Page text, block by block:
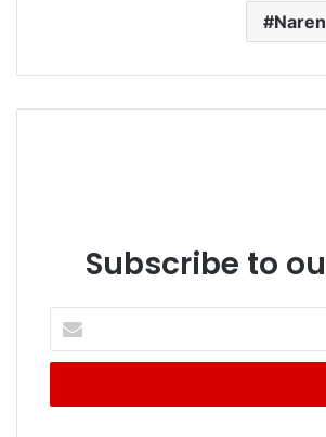
Subscribe to
your
Email